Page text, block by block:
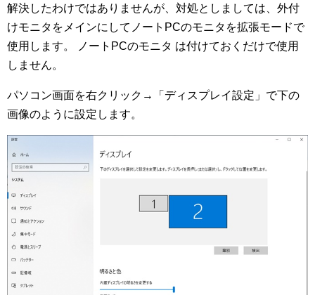
解決したわけではありませんが、対処としましては、外付
けモニタをメインにしてノートPCのモニタを拡張モードで
使用します。 ノートPCのモニタ は付けておくだけで使用
しません。
パソコン画面を右クリック→「ディスプレイ設定」で下の
画像のように設定します。